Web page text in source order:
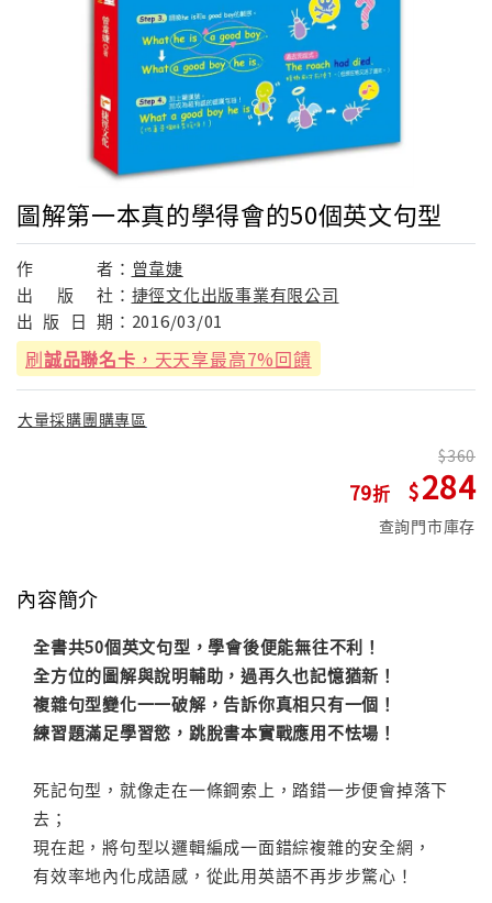
圖解第一本真的學得會的50個英文句型
作 者： 曾韋婕
出
版 社： 捷徑文化出版事業有限公司
出 版 日 期： 2016/03/01
刷誠品聯名卡 ，天天享最高7%回饋
大量採購團購專區
79
360
284
查詢門市庫存
內容簡介
全書共50個英文句型，學會後便能無往不利！
全方位的圖解與說明輔助，過再久也記憶猶新！
複雜句型變化一一破解，告訴你真相只有一個！
練習題滿足學習慾，跳脫書本實戰應用不怯場！
死記句型，就像走在一條鋼索上，踏錯一步便會掉落下
去；
現在起，將句型以邏輯編成一面錯綜複雜的安全網，
有效率地內化成語感，從此用英語不再步步驚心！